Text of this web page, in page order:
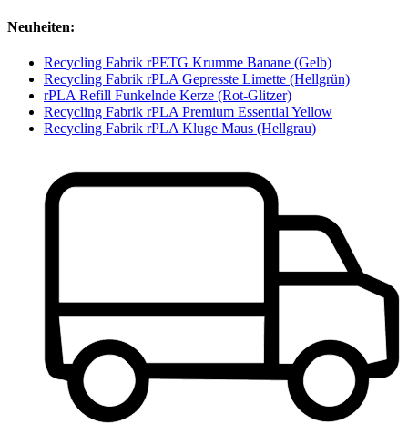
Neuheiten:
Recycling Fabrik rPETG Krumme Banane (Gelb)
Recycling Fabrik rPLA Gepresste Limette (Hellgrün)
rPLA Refill Funkelnde Kerze (Rot-Glitzer)
Recycling Fabrik rPLA Premium Essential Yellow
Recycling Fabrik rPLA Kluge Maus (Hellgrau)